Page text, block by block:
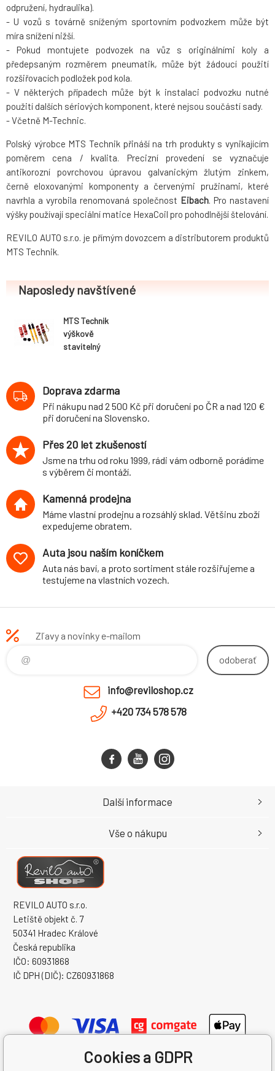
odpružení, hydraulika).
- U vozů s továrně sníženým sportovním podvozkem může být
míra snížení nižší.
- Pokud montujete podvozek na vůz s originálními koly a
předepsaným rozměrem pneumatik, může být žádoucí použití
rozšiřovacích podložek pod kola.
- V některých případech může být k instalaci podvozku nutné
použití dalších sériových komponent, které nejsou součástí sady.
- Včetně M-Technic.
Polský výrobce MTS Technik přináší na trh produkty s vynikajícím
poměrem cena / kvalita. Precizní provedení se vyznačuje
antikorozní povrchovou úpravou galvanickým žlutým zinkem,
černě eloxovanými komponenty a červenými pružinami, které
navrhla a vyrobila renomovaná společnost Eibach. Pro nastavení
výšky používají speciální matice HexaCoil pro pohodlnější štelování.
REVILO AUTO s.r.o. je přímým dovozcem a distributorem produktů
MTS Technik.
Naposledy navštívené
MTS Technik
výškově
stavitelný
BMW 3 Coupe
(typ E92, 6.06-
10.13) kromě M3
Doprava zdarma
Při nákupu nad 2 500 Kč při doručení po ČR a nad 120 €
při doručení na Slovensko.
Přes 20 let zkušeností
Jsme na trhu od roku 1999, rádi vám odborně porádíme
s výběrem či montáží.
Kamenná prodejna
Máme vlastní prodejnu a rozsáhlý sklad. Většinu zboží
expedujeme obratem.
Auta jsou naším koníčkem
Auta nás baví, a proto sortiment stále rozšiřujeme a
testujeme na vlastních vozech.
Zľavy a novinky e-mailom
odoberať
info@reviloshop.cz
+420 734 578 578
REVILO AUTO s.r.o.
Letiště objekt č. 7
50341 Hradec Králové
Česká republika
IČO: 60931868
IČ DPH (DIČ): CZ60931868
Další informace
Vše o nákupu
Cookies a GDPR